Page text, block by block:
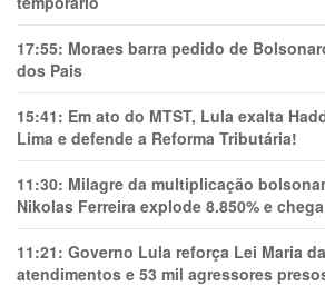
17:55: Moraes barra pedido de
dos Pais
15:41: Em ato do MTST, Lula exalta
Lima e defende a Reforma Tributária!
11:30: Milagre da multiplicação
Nikolas Ferreira explode 8.850% e
11:21: Governo Lula reforça Lei Maria
atendimentos e 53 mil agressores